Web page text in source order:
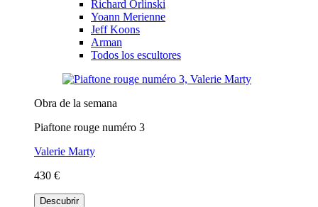
Richard Orlinski
Yoann Merienne
Jeff Koons
Arman
Todos los escultores
Obra de la semana
Piaftone rouge numéro 3
Valerie Marty
430 €
Descubrir